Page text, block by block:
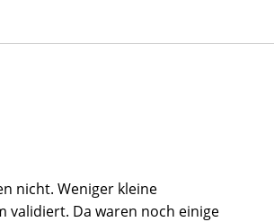
nicht. Weniger kleine
validiert. Da waren noch einige